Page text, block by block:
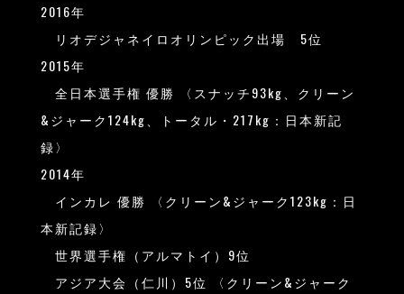
2016年
リオデジャネイロオリンピック出場 5位
2015年
全日本選手権 優勝 〈スナッチ93kg、クリーン
&ジャーク124kg、トータル・217kg：日本新記
録〉
2014年
インカレ 優勝 〈クリーン&ジャーク123kg：日
本新記録〉
世界選手権（アルマトイ）9位
アジア大会（仁川）5位 〈クリーン&ジャーク